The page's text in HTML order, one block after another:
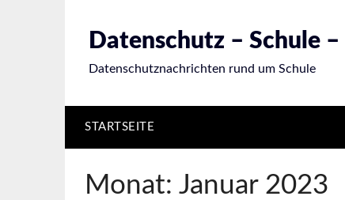
Datenschutz – Schule
Datenschutznachrichten rund um Schule
STARTSEITE
Monat: Januar 2023